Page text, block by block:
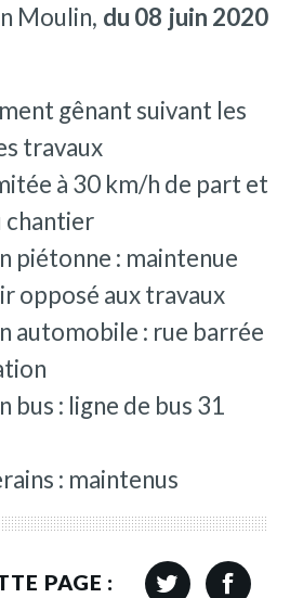
Moulin, du 08 juin 2020
gênant suivant les
travaux
à 30 km/h de part et
chantier
piétonne : maintenue
opposé aux travaux
automobile : rue barrée
bus : ligne de bus 31
: maintenus
PAGE :